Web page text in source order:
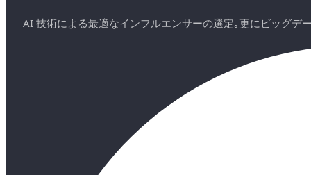
AI 技術による最適なインフルエンサーの選定｡更にビッグデ